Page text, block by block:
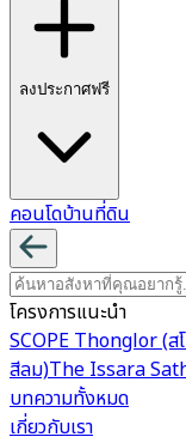
ลงประกาศฟรี
คอนโดบ้านที่ดิน
โครงการแนะนำ
SCOPE Thonglor (ส
สีลม)The Issara
บทความทั้งหมด
เกี่ยวกับเรา